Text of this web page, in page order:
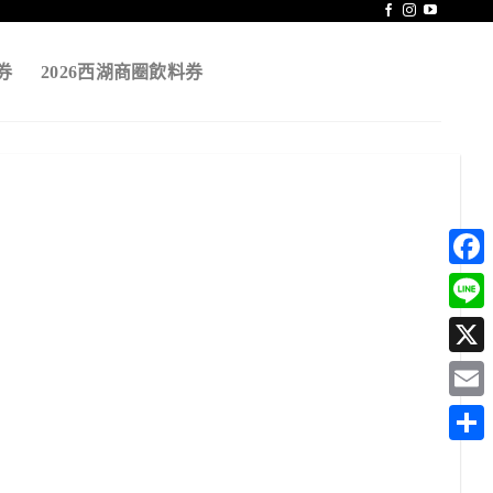
2026西湖商圈飲料券
Line
X
Email